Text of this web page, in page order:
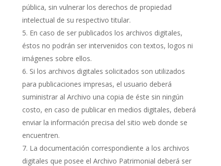
pública, sin vulnerar los derechos de propiedad
intelectual de su respectivo titular.
En caso de ser publicados los archivos digitales,
éstos no podrán ser intervenidos con textos, logos ni
imágenes sobre ellos.
Si los archivos digitales solicitados son utilizados
para publicaciones impresas, el usuario deberá
suministrar al Archivo una copia de éste sin ningún
costo, en caso de publicar en medios digitales, deberá
enviar la información precisa del sitio web donde se
encuentren.
La documentación correspondiente a los archivos
digitales que posee el Archivo Patrimonial deberá ser